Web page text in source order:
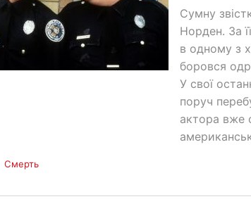
Сумну
Норден. За
в одному з
боровся
У свої
поруч
актора вже
Смерть